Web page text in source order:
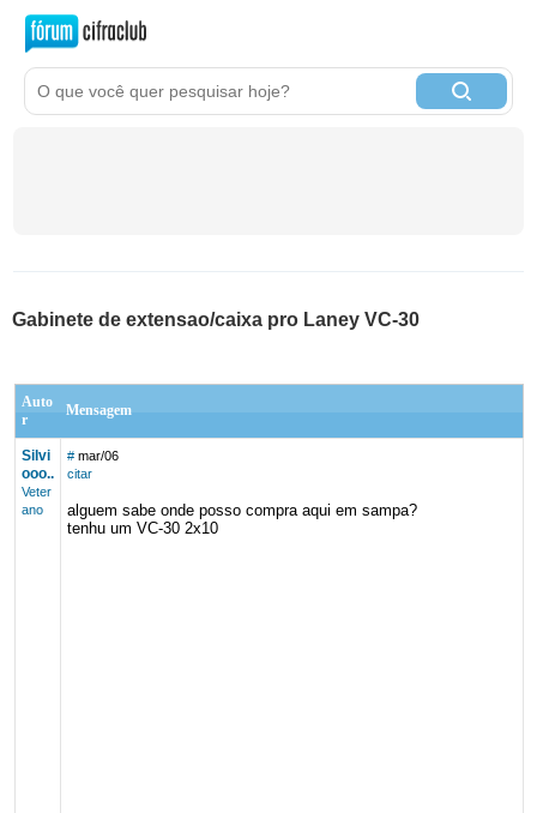
Gabinete de extensao/caixa pro Laney VC-30
Auto
r
Mensagem
Silvi
ooo..
Veter
ano
# mar/06
citar
alguem sabe onde posso compra aqui em sampa?
tenhu um VC-30 2x10